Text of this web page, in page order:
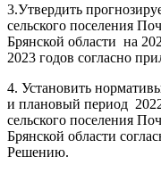
3.Утвердить
сельского поселения
Брянской области на
2023 годов согласно
4. Установить
и плановый период
сельского поселения
Брянской области
Решению.